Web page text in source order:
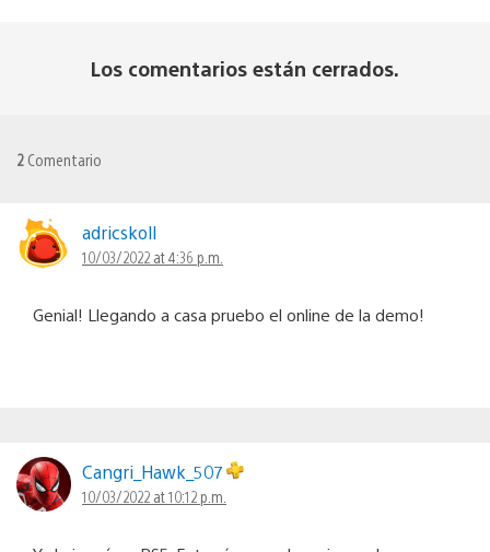
Los comentarios están cerrados.
2 Comentario
adricskoll
10/03/2022 at 4:36 p.m.
Genial! Llegando a casa pruebo el online de la demo!
Cangri_Hawk_507
10/03/2022 at 10:12 p.m.